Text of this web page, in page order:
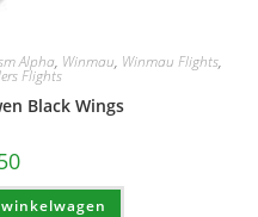
Alpha, Winmau, Winmau Flights,
Flights
Black Wings